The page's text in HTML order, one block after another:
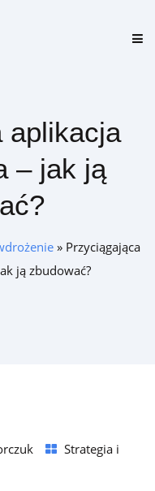
aplikacja
– jak ją
» Przyciągająca
ją zbudować?
Strategia i